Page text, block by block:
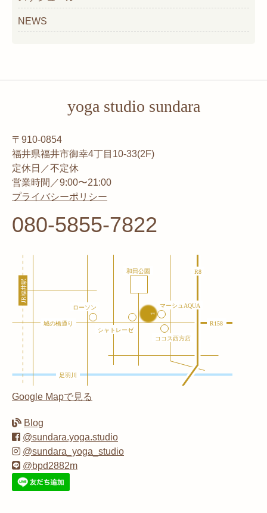
NEWS
yoga studio sundara
〒910-0854
福井県福井市御幸4丁目10-33(2F)
定休日／不定休
営業時間／9:00〜21:00
プライバシーポリシー
080-5855-7822
Google Mapで見る
Blog
@sundara.yoga.studio
@sundara_yoga_studio
@bpd2882m